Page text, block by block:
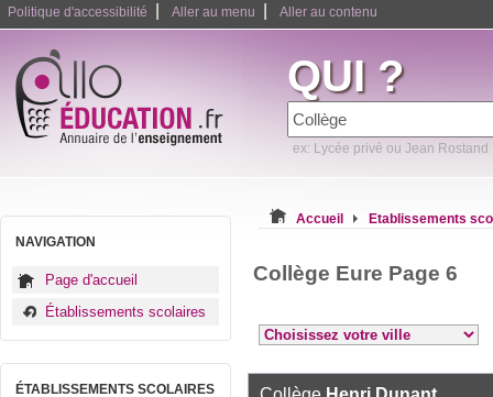
Politique d'accessibilité Aller au menu Aller au contenu
QUI ?
ex: Lycée privé ou Jean Rostand
NAVIGATION
Page d'accueil
Établissements scolaires
ÉTABLISSEMENTS SCOLAIRES
Accueil Etablissements
Collège Eure Page 6